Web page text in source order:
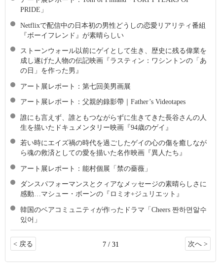
PRIDE」
Netflixで配信中の日本初の男性どうしの恋愛リアリティ番組
『ボーイフレンド』が素晴らしい
ストーンウォール以前にゲイとして生き、歴史に残る偉業を
成し遂げた人物の伝記映画『ラスティン：ワシントンの「あ
の日」を作った男』
アート展レポート：第七回美男画展
アート展レポート：父親的錄影帶｜Father’s Videotapes
誰にも言えず、誰ともつながらずに生きてきた長谷さんの人
生を描いたドキュメンタリー映画『94歳のゲイ』
若い時にエイズ禍の時代を過ごしたゲイの心の傷を癒しなが
ら魂の救済としての愛を描いた名作映画『異人たち』
アート展レポート：能村個展「禁の薔薇」
ダンスパフォーマンスとクィアなメッセージの素晴らしさに
感動…マシュー・ボーンの『ロミオ+ジュリエット』
韓国のベアコミュニティが作ったドラマ「Cheers 짠하면알수
있어」
< 戻る 7 / 31 次へ >